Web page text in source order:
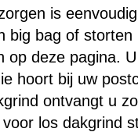
is
big bag of
op deze pagina.
hoort bij uw
ontvangt u
los dakgrind